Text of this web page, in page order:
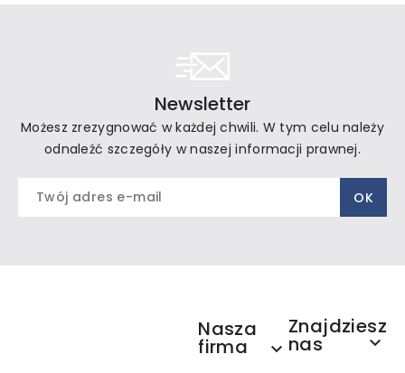
Newsletter
Możesz zrezygnować w każdej chwili. W tym celu należy
odnaleźć szczegóły w naszej informacji prawnej.
Nasza
firma 
Znajdziesz
nas 